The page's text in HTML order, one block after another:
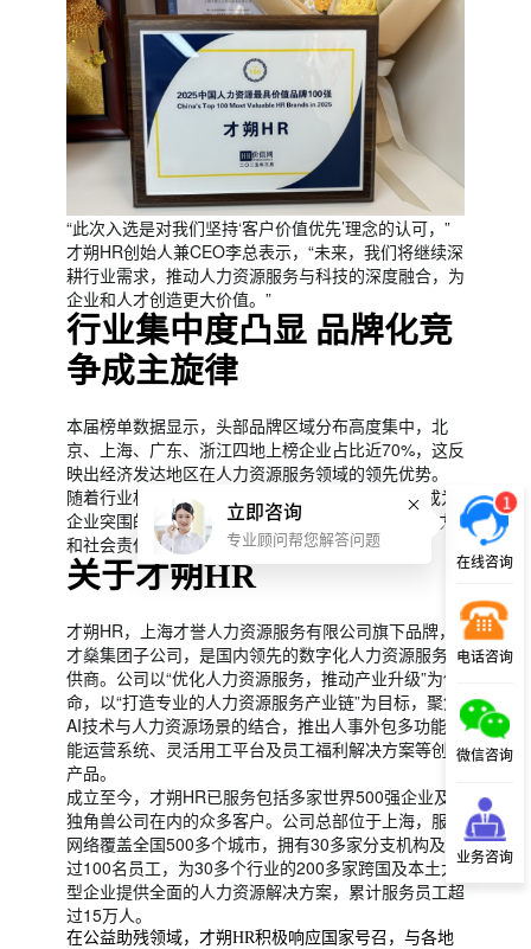
“此次入选是对我们坚持‘客户价值优先’理念的认可，”
才朔HR创始人兼CEO李总表示，“未来，我们将继续深
耕行业需求，推动人力资源服务与科技的深度融合，为
企业和人才创造更大价值。”
行业集中度凸显 品牌化竞
争成主旋律
本届榜单数据显示，头部品牌区域分布高度集中，北
京、上海、广东、浙江四地上榜企业占比近70%，这反
映出经济发达地区在人力资源服务领域的领先优势。
随着行业机构数量突破7万家，品牌化、专业化已成为
企业突围的关键。HR价值网指出，具备技术创新能力
和社会责任担当的品牌更易获得市场青睐。
关于才朔HR
才朔HR，上海才誉人力资源服务有限公司旗下品牌，
才燊集团子公司，是国内领先的数字化人力资源服务提
供商。公司以“优化人力资源服务，推动产业升级”为使
命，以“打造专业的人力资源服务产业链”为目标，聚焦
AI技术与人力资源场景的结合，推出人事外包多功能智
能运营系统、灵活用工平台及员工福利解决方案等创新
产品。
成立至今，才朔HR已服务包括多家世界500强企业及
独角兽公司在内的众多客户。公司总部位于上海，服务
网络覆盖全国500多个城市，拥有30多家分支机构及超
过100名员工，为30多个行业的200多家跨国及本土大
型企业提供全面的人力资源解决方案，累计服务员工超
过15万人。
在公益助残领域，才朔HR积极响应国家号召，与各地
1
在线咨询
电话咨询
微信咨询
业务咨询
立即咨询
专业顾问帮您解答问题